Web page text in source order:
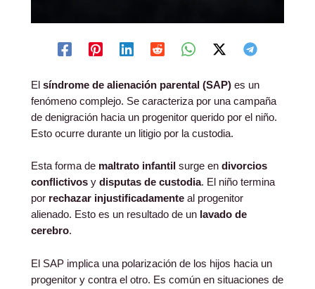
El síndrome de alienación parental (SAP) es un
fenómeno complejo. Se caracteriza por una campaña
de denigración hacia un progenitor querido por el niño.
Esto ocurre durante un litigio por la custodia.
Esta forma de maltrato infantil surge en divorcios
conflictivos y disputas de custodia. El niño termina
por rechazar injustificadamente al progenitor
alienado. Esto es un resultado de un lavado de
cerebro.
El SAP implica una polarización de los hijos hacia un
progenitor y contra el otro. Es común en situaciones de